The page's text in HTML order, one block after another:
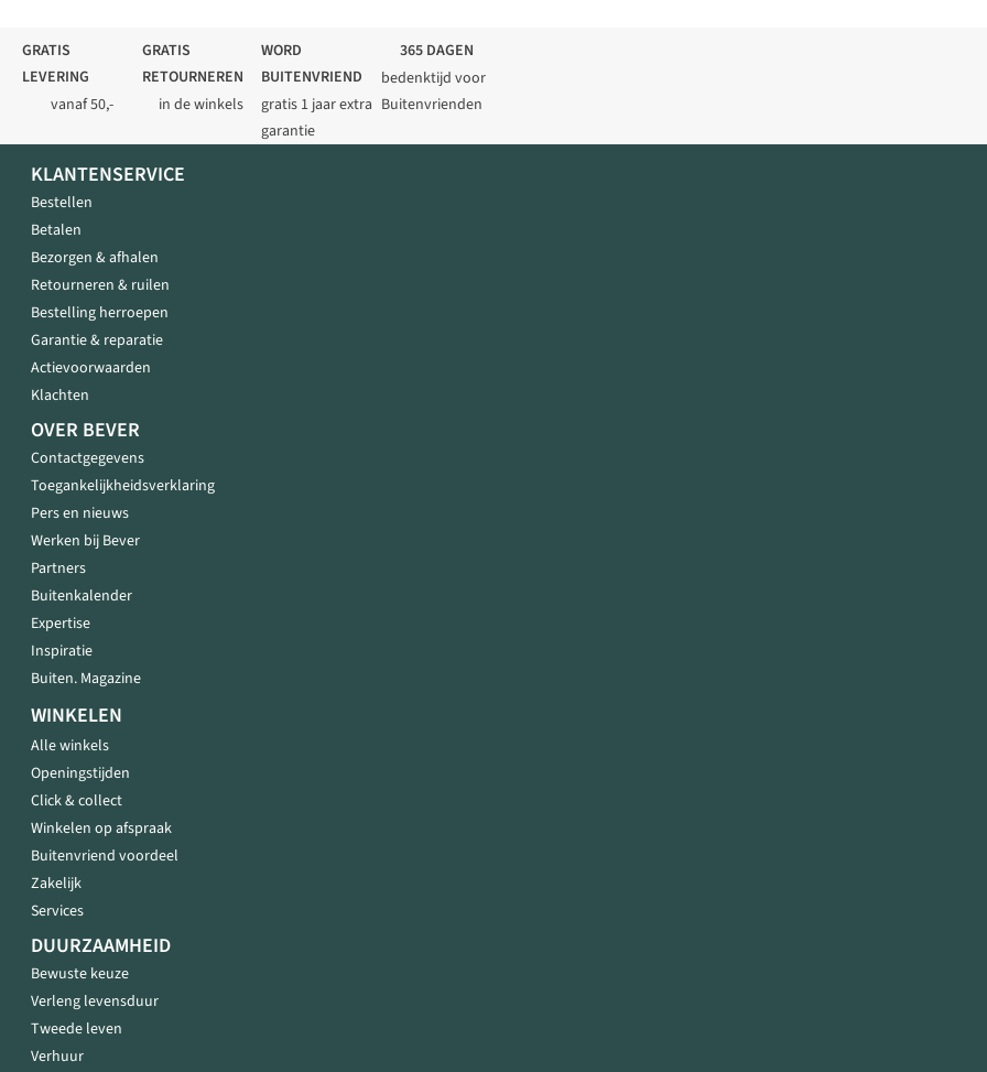
GRATIS
LEVERING
vanaf 50,-
GRATIS
RETOURNEREN
in de winkels
WORD
BUITENVRIEND
gratis 1 jaar extra
garantie
365 DAGEN
bedenktijd voor
Buitenvrienden
KLANTENSERVICE
Bestellen
Betalen
Bezorgen & afhalen
Retourneren & ruilen
Bestelling herroepen
Garantie & reparatie
Actievoorwaarden
Klachten
OVER BEVER
Contactgegevens
Toegankelijkheidsverklaring
Pers en nieuws
Werken bij Bever
Partners
Buitenkalender
Expertise
Inspiratie
Buiten. Magazine
WINKELEN
Alle winkels
Openingstijden
Click & collect
Winkelen op afspraak
Buitenvriend voordeel
Zakelijk
Services
DUURZAAMHEID
Bewuste keuze
Verleng levensduur
Tweede leven
Verhuur